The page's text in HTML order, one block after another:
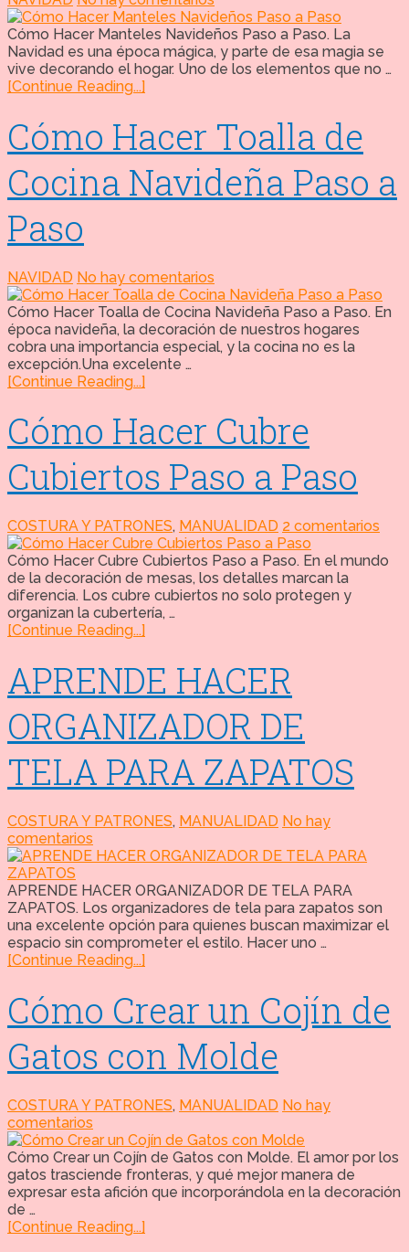
Cómo Hacer Manteles Navideños Paso a Paso. La
Navidad es una época mágica, y parte de esa magia se
vive decorando el hogar. Uno de los elementos que no …
[Continue Reading...]
Cómo Hacer Toalla de
Cocina Navideña Paso a
Paso
NAVIDAD No hay comentarios
Cómo Hacer Toalla de Cocina Navideña Paso a Paso. En
época navideña, la decoración de nuestros hogares
cobra una importancia especial, y la cocina no es la
excepción.Una excelente …
[Continue Reading...]
Cómo Hacer Cubre
Cubiertos Paso a Paso
COSTURA Y PATRONES, MANUALIDAD 2 comentarios
Cómo Hacer Cubre Cubiertos Paso a Paso. En el mundo
de la decoración de mesas, los detalles marcan la
diferencia. Los cubre cubiertos no solo protegen y
organizan la cubertería, …
[Continue Reading...]
APRENDE HACER
ORGANIZADOR DE
TELA PARA ZAPATOS
COSTURA Y PATRONES, MANUALIDAD No hay
comentarios
APRENDE HACER ORGANIZADOR DE TELA PARA
ZAPATOS. Los organizadores de tela para zapatos son
una excelente opción para quienes buscan maximizar el
espacio sin comprometer el estilo. Hacer uno …
[Continue Reading...]
Cómo Crear un Cojín de
Gatos con Molde
COSTURA Y PATRONES, MANUALIDAD No hay
comentarios
Cómo Crear un Cojín de Gatos con Molde. El amor por los
gatos trasciende fronteras, y qué mejor manera de
expresar esta afición que incorporándola en la decoración
de …
[Continue Reading...]